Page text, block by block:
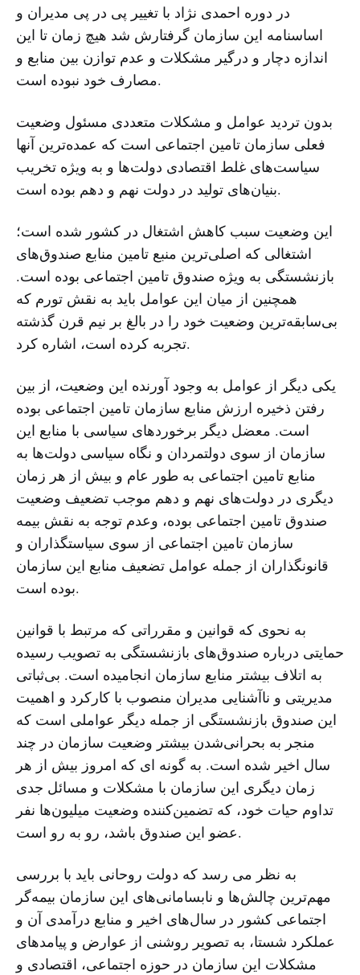
در دوره احمدی نژاد با تغییر پی در پی مدیران و
اساسنامه این سازمان گرفتارش شد هیچ زمان تا این
اندازه دچار و درگیر مشکلات و عدم توازن بین منابع و
مصارف خود نبوده است.
بدون تردید عوامل و مشکلات متعددی مسئول وضعیت
فعلی سازمان تامین اجتماعی است که عمده‌ترین آنها
سیاست‌های غلط اقتصادی دولت‌ها و به ویژه تخریب
بنیان‌های تولید در دولت نهم و دهم بوده است.
این وضعیت سبب کاهش اشتغال در کشور شده است؛
اشتغالی که اصلی‌ترین منبع تامین منابع صندوق‌های
بازنشستگی به ویژه صندوق تامین اجتماعی بوده است.
همچنین از میان این عوامل باید به نقش تورم که
بی‌سابقه‌ترین وضعیت خود را در بالغ بر نیم قرن گذشته
تجربه کرده است، اشاره کرد.
یکی دیگر از عوامل به وجود آورنده این وضعیت، از بین
رفتن ذخیره ارزش منابع سازمان تامین اجتماعی بوده
است. معضل دیگر برخوردهای سیاسی با منابع این
سازمان از سوی دولتمردان و نگاه سیاسی دولت‌ها به
منابع تامین اجتماعی به طور عام و بیش از هر زمان
دیگری در دولت‌های نهم و دهم موجب تضعیف وضعیت
صندوق‌ تامین اجتماعی بوده، وعدم توجه به نقش بیمه
سازمان تامین اجتماعی از سوی سیاستگذاران و
قانونگذاران از جمله عوامل تضعیف منابع این سازمان
بوده است.
به نحوی که قوانین و مقرراتی که مرتبط با قوانین
حمایتی درباره صندوق‌های بازنشستگی به تصویب رسیده
به اتلاف بیشتر منابع سازمان انجامیده است. بی‌ثباتی
مدیریتی و ناآشنایی مدیران منصوب با کارکرد و اهمیت
این صندوق بازنشستگی از جمله دیگر عواملی است که
منجر به بحرانی‌شدن بیشتر وضعیت سازمان در چند
سال اخیر شده است. به گونه ای که امروز بیش از هر
زمان دیگری این سازمان با مشکلات و مسائل جدی
تداوم حیات خود، که تضمین‌کننده وضعیت میلیون‌ها نفر
عضو این صندوق باشد، رو به رو است.
به نظر می رسد که دولت روحانی باید با بررسی
مهم‌ترین چالش‌ها و نابسامانی‌های این سازمان بیمه‌گر
اجتماعی کشور در سال‌های اخیر و منابع درآمدی آن و
عملکرد شستا، به تصویر روشنی از عوارض و پیامدهای
مشکلات این سازمان در حوزه اجتماعی، اقتصادی و